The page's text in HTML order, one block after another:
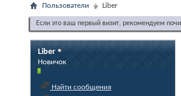
Пользователи Liber
Если это ваш первый визит, рекомендуем
Liber
Новичок
Найти сообщения